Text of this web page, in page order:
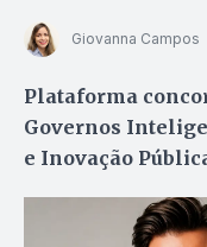
Giovanna Campos
Plataforma
Governos
e Inovação